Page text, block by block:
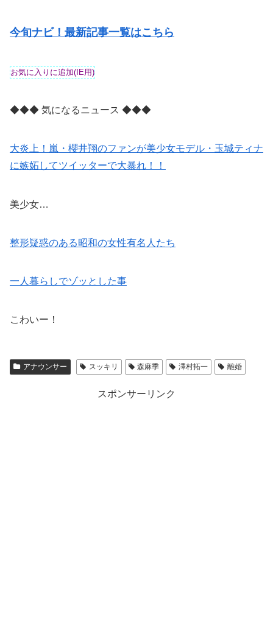
今旬ナビ！最新記事一覧はこちら
◆◆◆ 気になるニュース ◆◆◆
大炎上！嵐・櫻井翔のファンが美少女モデル・玉城ティナ
に嫉妬してツイッターで大暴れ！！
美少女…
整形疑惑のある昭和の女性有名人たち
一人暮らしでゾッとした事
こわいー！
アナウンサー スッキリ 森麻季 澤村拓一 離婚
スポンサーリンク